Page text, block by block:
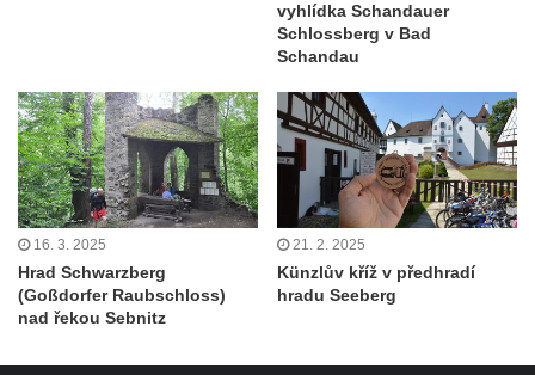
vyhlídka Schandauer
Schlossberg v Bad
Schandau
16. 3. 2025
Hrad Schwarzberg
(Goßdorfer Raubschloss)
nad řekou Sebnitz
21. 2. 2025
Künzlův kříž v předhradí
hradu Seeberg